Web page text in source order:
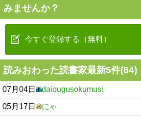
みませんか？
今すぐ登録する（無料）
読みおわった読書家最新5件(84)
07月04日 daiougusokumusi
05月17日 にゃ